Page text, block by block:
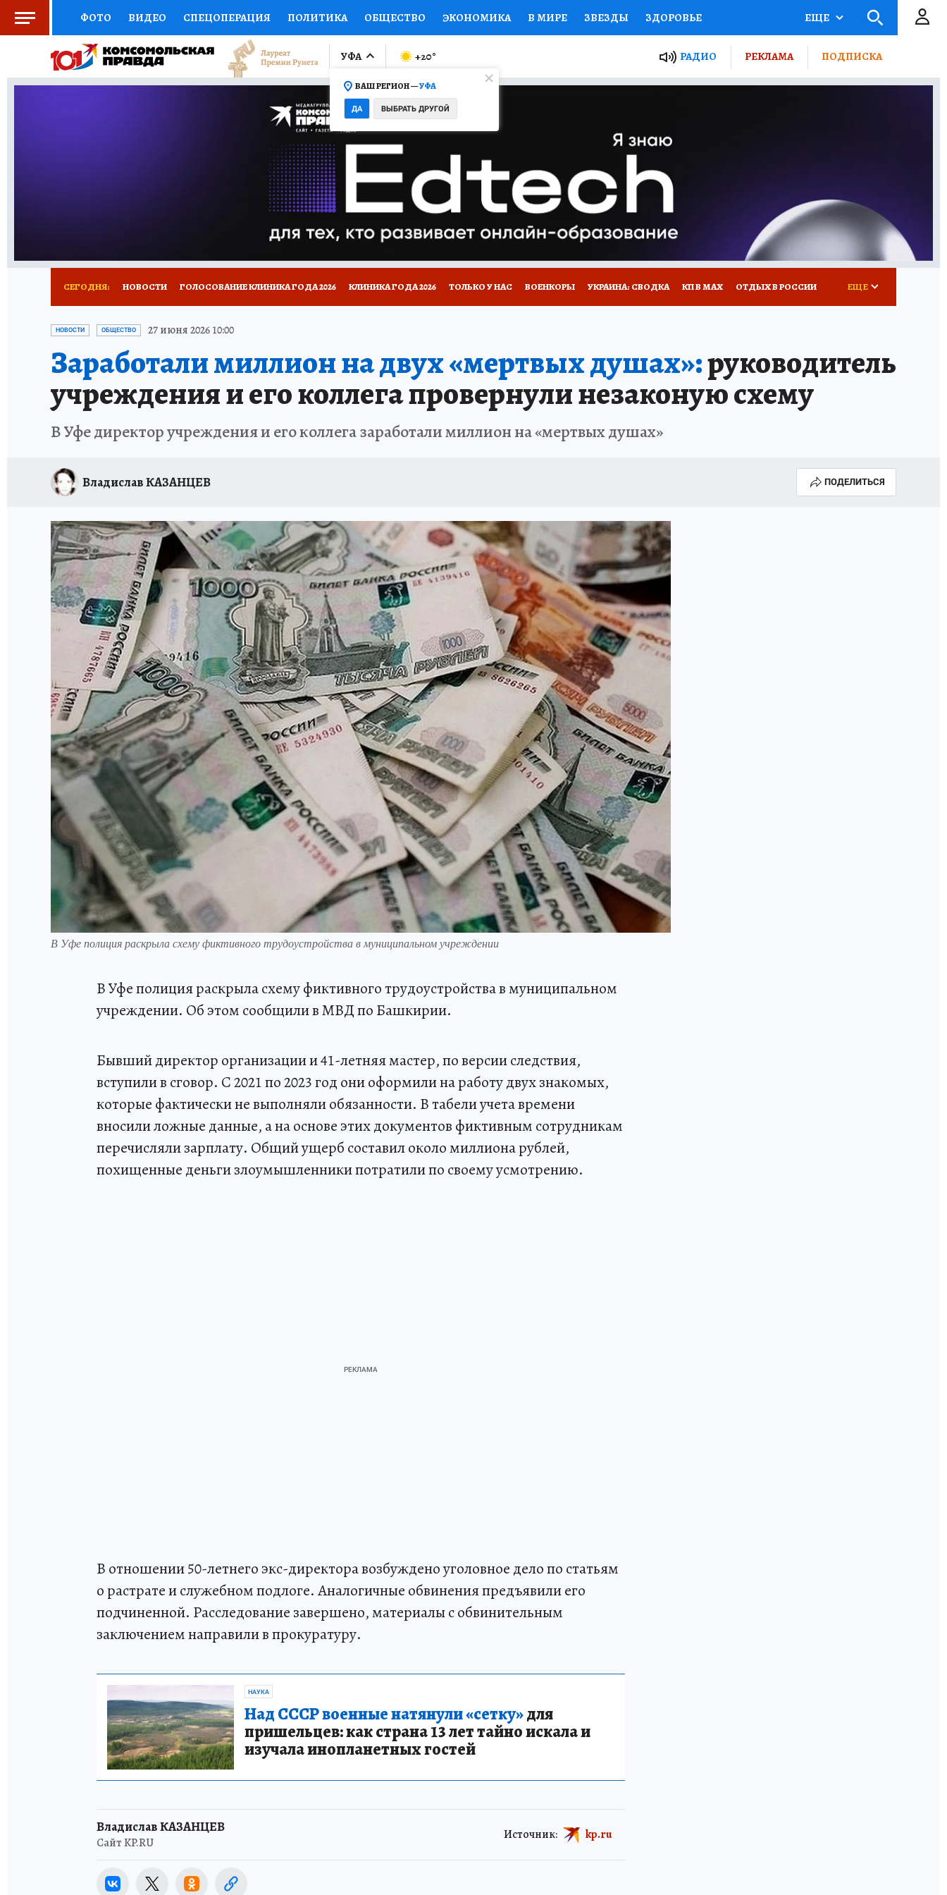
ФОТО ВИДЕО СПЕЦОПЕРАЦИЯ ПОЛИТИКА ОБЩЕСТВО ЭКОНОМИКА В МИРЕ ЗВЕЗДЫ ЗДОРОВЬЕ
СОЦПОДДЕРЖКА НАУКА СПОРТ КОЛУМНИСТЫ ПРОИСШЕСТВИЯ НАЦИОНАЛЬНЫЕ ПРОЕКТЫ РОССИИ
ВЫБОР ЭКСПЕРТОВ ДОКТОР ФИНАНСЫ ОТКРЫВАЕМ МИР СЕМЬЯ ЖЕНСКИЕ СЕКРЕТЫ ПУТЕВОДИТЕЛЬ
ПРОГНОЗЫ НА СПОРТ ПРОМОКОДЫ СЕРИАЛЫ
ТЕЛЕВИЗОР КОЛЛЕКЦИИ КОНКУРСЫ ГИД ПОТРЕБИТЕЛЯ
НОВОЕ НА САЙТЕ
ЕЩЕ
УФА
ВАШ РЕГИОН —УФА
ДА ВЫБРАТЬ ДРУГОЙ
+20° РАДИО РЕКЛАМА ПОДПИСКА
СЕГОДНЯ: НОВОСТИ ГОЛОСОВАНИЕ КЛИНИКА ГОДА 2026 КЛИНИКА ГОДА 2026 ТОЛЬКО У НАС ВОЕНКОРЫ УКРАИНА: СВОДКА КП В МАХ ОТДЫХ В РОССИИ
ЗАПОВЕДНАЯ РОССИЯ
ЕЩЕ
НОВОСТИ ОБЩЕСТВО 27 июня 2026 10:00
Заработали миллион на двух «мертвых душах»:руководитель
учреждения и его коллега провернули незаконую схему
В Уфе директор учреждения и его коллега заработали миллион на «мертвых душах»
Владислав КАЗАНЦЕВ ПОДЕЛИТЬСЯ
В Уфе полиция раскрыла схему фиктивного трудоустройства в муниципальном учреждении
В Уфе полиция раскрыла схему фиктивного трудоустройства в муниципальном
учреждении. Об этом сообщили в МВД по Башкирии.
Бывший директор организации и 41-летняя мастер, по версии следствия,
вступили в сговор. С 2021 по 2023 год они оформили на работу двух знакомых,
которые фактически не выполняли обязанности. В табели учета времени
вносили ложные данные, а на основе этих документов фиктивным сотрудникам
перечисляли зарплату. Общий ущерб составил около миллиона рублей,
похищенные деньги злоумышленники потратили по своему усмотрению.
В отношении 50-летнего экс-директора возбуждено уголовное дело по статьям
о растрате и служебном подлоге. Аналогичные обвинения предъявили его
подчиненной. Расследование завершено, материалы с обвинительным
заключением направили в прокуратуру.
НАУКА
Над СССР военные натянули «сетку»для
пришельцев: как страна 13 лет тайно искала и
изучала инопланетных гостей
Владислав КАЗАНЦЕВ
Сайт KP.RU
Источник: kp.ru